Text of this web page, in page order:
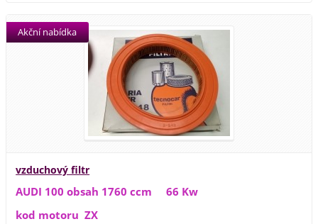
vzduchový filtr
Akční nabídka
AUDI 100 obsah 1760 ccm 66 Kw
kod motoru ZX